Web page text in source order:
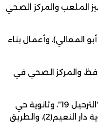
الجارية في ثانوية الميناء رقم (1) وبناء وتجهيز الملعب والمركز الصحي
المعالي)، وأعمال بناء
والمركز الصحي في
وشملت جولة ولد اجاي ولاية نواكشوط الشمالية حيث تفقد أشغال بناء المركز الصحي بحي “الترحيل 19″، وثانوية حي
السعادة بمقاطعة توجنين، وأشغال بناء وتجهيز المركز الصحي في حي التيسير، وتوسعة ثانوية دار النعيم(2)، والطريق